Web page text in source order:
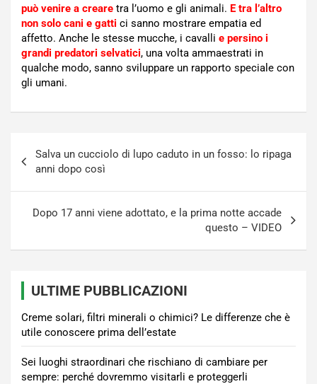
può venire a creare tra l’uomo e gli animali. E tra l’altro
non solo cani e gatti ci sanno mostrare empatia ed
affetto. Anche le stesse mucche, i cavalli e persino i
grandi predatori selvatici, una volta ammaestrati in
qualche modo, sanno sviluppare un rapporto speciale con
gli umani.
articoli
Salva un cucciolo di lupo caduto in un fosso: lo ripaga
anni dopo così
Dopo 17 anni viene adottato, e la prima notte accade
questo – VIDEO
ULTIME PUBBLICAZIONI
Creme solari, filtri minerali o chimici? Le differenze che è
utile conoscere prima dell’estate
Sei luoghi straordinari che rischiano di cambiare per
sempre: perché dovremmo visitarli e proteggerli